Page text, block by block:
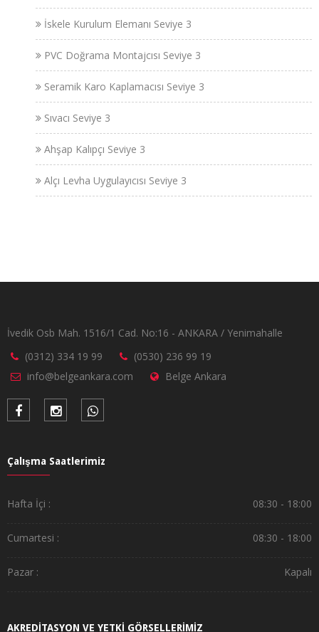
İskele Kurulum Elemanı Seviye 3
PVC Doğrama Montajcısı Seviye 3
Seramik Karo Kaplamacısı Seviye 3
Sıvacı Seviye 3
Ahşap Kalıpçı Seviye 3
Alçı Levha Uygulayıcısı Seviye 3
İvedik Osb Mah. 1516/1 Cad. No:16 - ANKARA / Yenimahalle
(0312) 334 19 99
(0530) 236 99 19
info@belgeankara.com
Belge Ankara
Çalışma Saatlerimiz
Hafta İçi : 08:30 - 18:00
Cumartesi : 08:30 - 18:00
Pazar : Kapalı
AKREDİTASYON VE YETKİ GÖRSELLERİMİZ